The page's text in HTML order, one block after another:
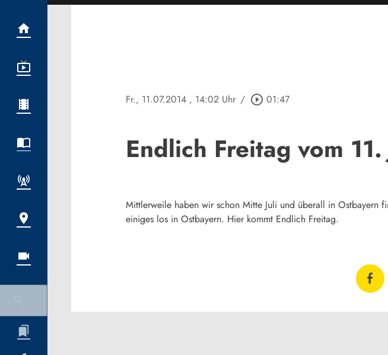
Fr., 11.07.2014 , 14:02 Uhr / play_circle_outline 01:47
Endlich Freitag vom
Mittlerweile haben wir schon Mitte Juli und überall in Ostbayern
einiges los in Ostbayern. Hier kommt Endlich Freitag.